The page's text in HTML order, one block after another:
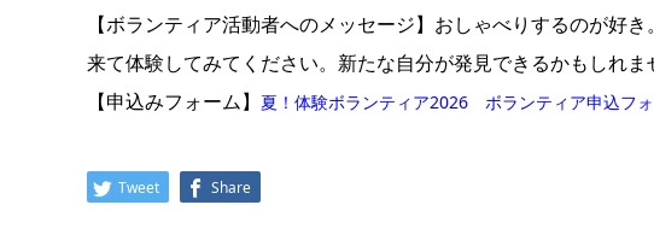
【ボランティア活動者へのメッセージ】おしゃべりするのが好
来て体験してみてください。新たな自分が発見できるかもしれま
【申込みフォーム】 夏！体験ボランティア2026 ボランティア申込フ
Tweet Share